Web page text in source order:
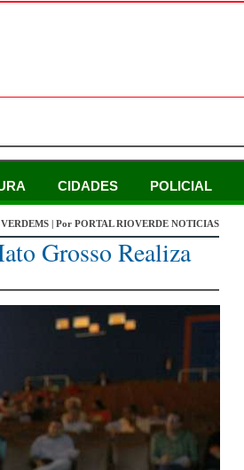
CIDADES POLICIAL
| Por PORTAL RIOVERDE NOTICIAS
Grosso Realiza